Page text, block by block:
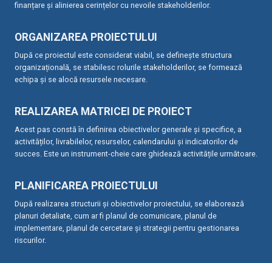
finanțare și alinierea cerințelor cu nevoile stakeholderilor.
ORGANIZAREA PROIECTULUI
După ce proiectul este considerat viabil, se definește structura
organizațională, se stabilesc rolurile stakeholderilor, se formează
echipa și se alocă resursele necesare.
REALIZAREA MATRICEI DE PROIECT
Acest pas constă în definirea obiectivelor generale și specifice, a
activităților, livrabilelor, resurselor, calendarului și indicatorilor de
succes. Este un instrument-cheie care ghidează activitățile următoare.
PLANIFICAREA PROIECTULUI
După realizarea structurii și obiectivelor proiectului, se elaborează
planuri detaliate, cum ar fi planul de comunicare, planul de
implementare, planul de cercetare și strategii pentru gestionarea
riscurilor.